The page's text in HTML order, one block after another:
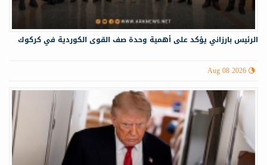
الرئيس بارزاني يؤكد على أهمية وحدة صف القوى الكوردية في كركوك
Aug 08 2026